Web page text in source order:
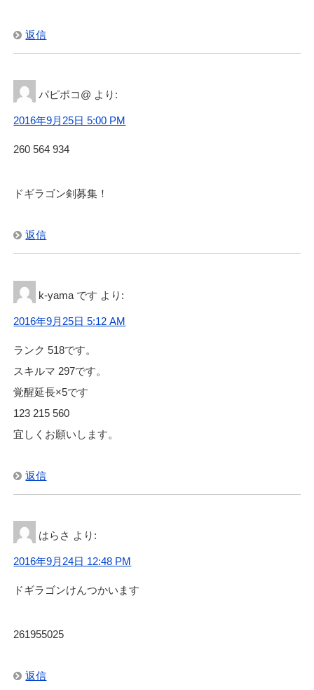
返信
パピポコ@ より:
2016年9月25日 5:00 PM
260 564 934
ドギラゴン剣募集！
返信
k-yama です より:
2016年9月25日 5:12 AM
ランク 518です。
スキルマ 297です。
覚醒延長×5です
123 215 560
宜しくお願いします。
返信
はらさ より:
2016年9月24日 12:48 PM
ドギラゴンけんつかいます
261955025
返信